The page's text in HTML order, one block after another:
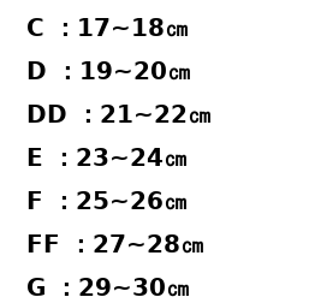
C ：17~18㎝
D ：19~20㎝
DD ：21~22㎝
E ：23~24㎝
F ：25~26㎝
FF ：27~28㎝
G ：29~30㎝